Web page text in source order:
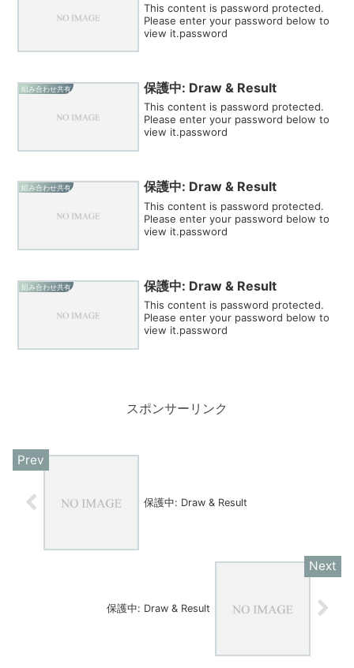
This content is password protected.
Please enter your password below to
view it.password
組み合わせ共有 保護中: Draw & Result
This content is password protected.
Please enter your password below to
view it.password
組み合わせ共有 保護中: Draw & Result
This content is password protected.
Please enter your password below to
view it.password
組み合わせ共有 保護中: Draw & Result
This content is password protected.
Please enter your password below to
view it.password
スポンサーリンク
保護中: Draw & Result
保護中: Draw & Result